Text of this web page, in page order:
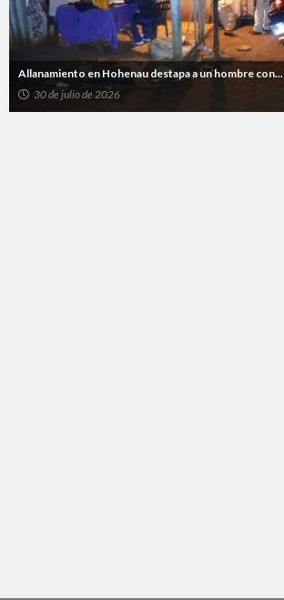
Allanamiento en Hohenau destapa a un hombre con...
30 de julio de 2026